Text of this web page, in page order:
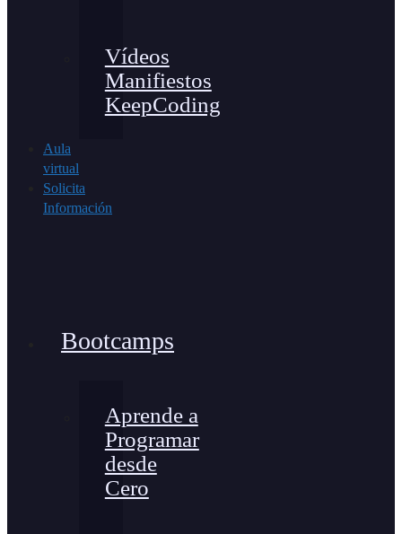
Vídeos
Manifiestos
KeepCoding
Aula
virtual
Solicita
Información
Bootcamps
Aprende a
Programar
desde
Cero